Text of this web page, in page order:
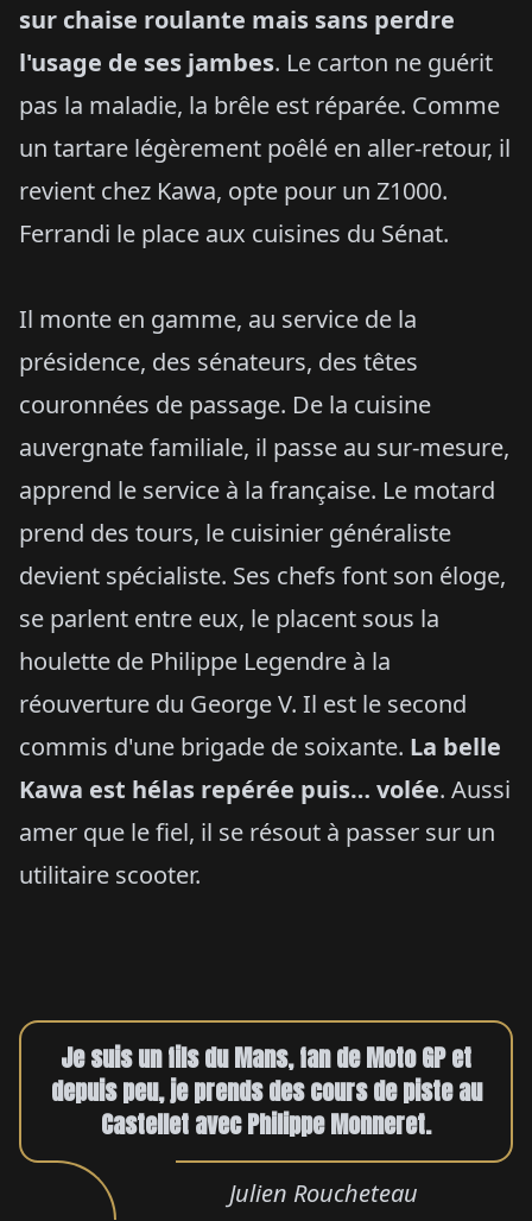
sur chaise roulante mais sans perdre
l'usage de ses jambes. Le carton ne guérit
pas la maladie, la brêle est réparée. Comme
un tartare légèrement poêlé en aller-retour, il
revient chez Kawa, opte pour un Z1000.
Ferrandi le place aux cuisines du Sénat.
Il monte en gamme, au service de la
présidence, des sénateurs, des têtes
couronnées de passage. De la cuisine
auvergnate familiale, il passe au sur-mesure,
apprend le service à la française. Le motard
prend des tours, le cuisinier généraliste
devient spécialiste. Ses chefs font son éloge,
se parlent entre eux, le placent sous la
houlette de Philippe Legendre à la
réouverture du George V. Il est le second
commis d'une brigade de soixante. La belle
Kawa est hélas repérée puis… volée. Aussi
amer que le fiel, il se résout à passer sur un
utilitaire scooter.
Je suis un fils du Mans, fan de Moto GP et
depuis peu, je prends des cours de piste au
Castellet avec Philippe Monneret.
Julien Roucheteau